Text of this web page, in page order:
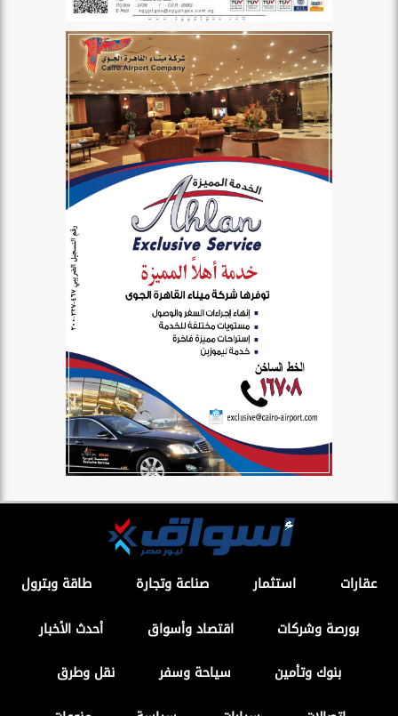
عقارات استثمار صناعة وتجارة
طاقة وبترول
بورصة وشركات
اقتصاد وأسواق
أحدث الأخبار
بنوك وتأمين
سياحة وسفر
نقل وطرق